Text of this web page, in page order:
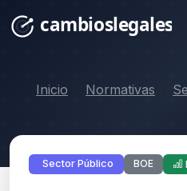
Inicio Normativas
Sector Público BOE